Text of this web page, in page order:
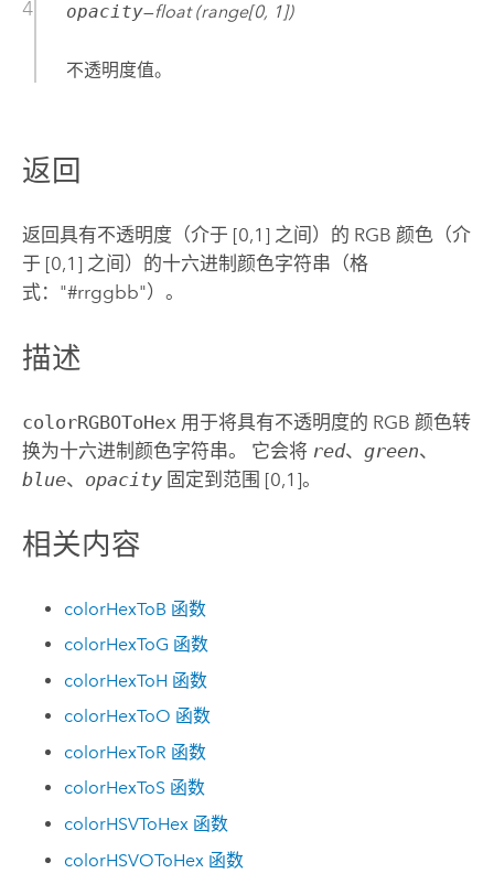
opacity—float (range[0, 1])
不透明度值。
返回
返回具有不透明度（介于 [0,1] 之间）的 RGB 颜色（介
于 [0,1] 之间）的十六进制颜色字符串（格
式："#rrggbb"）。
描述
colorRGBOToHex 用于将具有不透明度的 RGB 颜色转
换为十六进制颜色字符串。 它会将 red、 green、
blue、 opacity固定到范围 [0,1]。
相关内容
colorHexToB 函数
colorHexToG 函数
colorHexToH 函数
colorHexToO 函数
colorHexToR 函数
colorHexToS 函数
colorHSVToHex 函数
colorHSVOToHex 函数